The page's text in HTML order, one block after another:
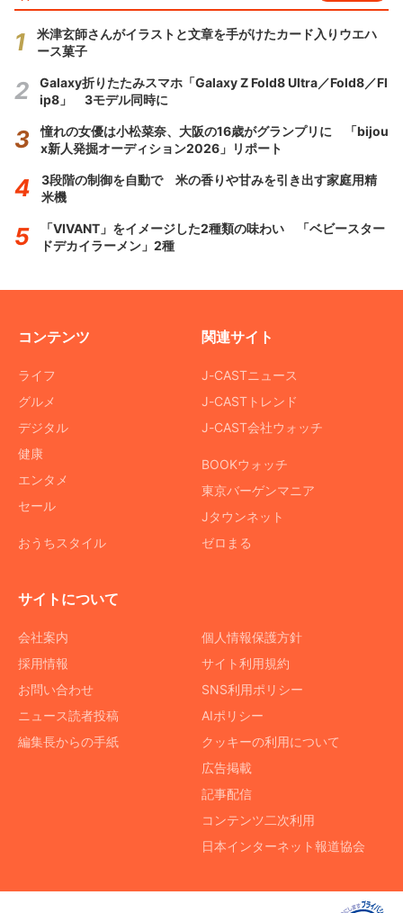
米津玄師さんがイラストと文章を手がけたカード入りウエハ
ース菓子
Galaxy折りたたみスマホ「Galaxy Z Fold8 Ultra／Fold8／Fl
ip8」 3モデル同時に
憧れの女優は小松菜奈、大阪の16歳がグランプリに 「bijou
x新人発掘オーディション2026」リポート
3段階の制御を自動で 米の香りや甘みを引き出す家庭用精
米機
「VIVANT」をイメージした2種類の味わい 「ベビースター
ドデカイラーメン」2種
コンテンツ
ライフ
グルメ
デジタル
健康
エンタメ
セール
おうちスタイル
関連サイト
J-CASTニュース
J-CASTトレンド
J-CAST会社ウォッチ
BOOKウォッチ
東京バーゲンマニア
Jタウンネット
ゼロまる
サイトについて
会社案内
採用情報
お問い合わせ
ニュース読者投稿
編集長からの手紙
個人情報保護方針
サイト利用規約
SNS利用ポリシー
AIポリシー
クッキーの利用について
広告掲載
記事配信
コンテンツ二次利用
日本インターネット報道協会